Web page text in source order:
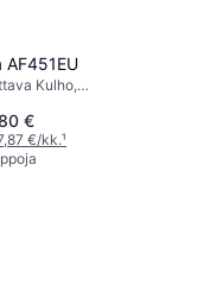
AF451EU
Kulho,
Sammutus,
Jalat, Ajastin,
€
€/kk.¹